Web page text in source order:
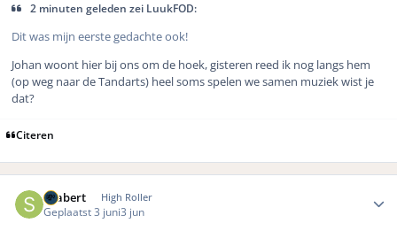
2 minuten geleden zei LuukFOD:
Dit was mijn eerste gedachte ook!
Johan woont hier bij ons om de hoek, gisteren reed ik nog langs hem
(op weg naar de Tandarts) heel soms spelen we samen muziek wist je
dat?
Citeren
Seabert High Roller
Geplaatst 3 juni3 jun